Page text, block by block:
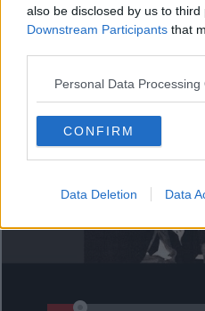
also be disclosed by us to third
Downstream Participants that
Personal Data Processing
CONFIRM
Data Deletion Data